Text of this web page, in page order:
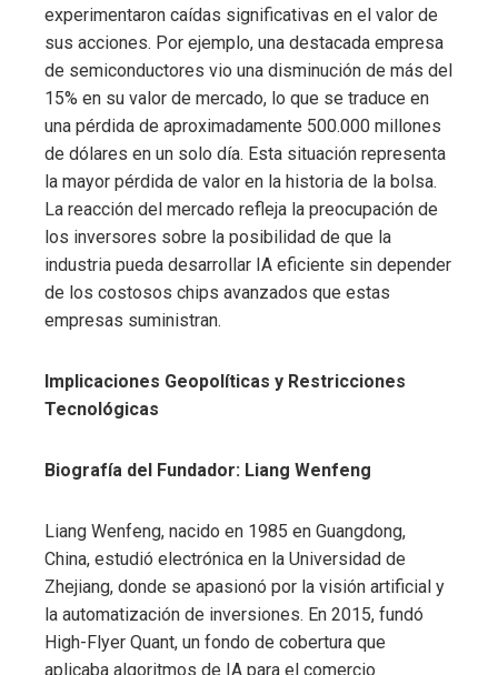
experimentaron caídas significativas en el valor de
sus acciones. Por ejemplo, una destacada empresa
de semiconductores vio una disminución de más del
15% en su valor de mercado, lo que se traduce en
una pérdida de aproximadamente 500.000 millones
de dólares en un solo día. Esta situación representa
la mayor pérdida de valor en la historia de la bolsa.
La reacción del mercado refleja la preocupación de
los inversores sobre la posibilidad de que la
industria pueda desarrollar IA eficiente sin depender
de los costosos chips avanzados que estas
empresas suministran.
Implicaciones Geopolíticas y Restricciones
Tecnológicas
Biografía del Fundador: Liang Wenfeng
Liang Wenfeng, nacido en 1985 en Guangdong,
China, estudió electrónica en la Universidad de
Zhejiang, donde se apasionó por la visión artificial y
la automatización de inversiones. En 2015, fundó
High-Flyer Quant, un fondo de cobertura que
aplicaba algoritmos de IA para el comercio